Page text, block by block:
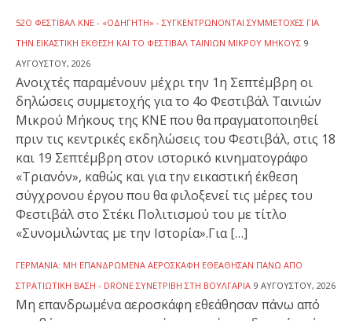
52Ο ΦΕΣΤΙΒΆΛ ΚΝΕ - «ΟΔΗΓΗΤΉ» - ΣΥΓΚΕΝΤΡΏΝΟΝΤΑΙ ΣΥΜΜΕΤΟΧΈΣ ΓΙΑ
ΤΗΝ ΕΙΚΑΣΤΙΚΉ ΈΚΘΕΣΗ ΚΑΙ ΤΟ ΦΕΣΤΙΒΆΛ ΤΑΙΝΙΏΝ ΜΙΚΡΟΎ ΜΉΚΟΥΣ 9
ΑΥΓΟΎΣΤΟΥ, 2026
Ανοιχτές παραμένουν μέχρι την 1η Σεπτέμβρη οι
δηλώσεις συμμετοχής για το 4ο Φεστιβάλ Ταινιών
Μικρού Μήκους της ΚΝΕ που θα πραγματοποιηθεί
πριν τις κεντρικές εκδηλώσεις του Φεστιβάλ, στις 18
και 19 Σεπτέμβρη στον ιστορικό κινηματογράφο
«Τριανόν», καθώς και για την εικαστική έκθεση
σύγχρονου έργου που θα φιλοξενεί τις μέρες του
Φεστιβάλ στο Στέκι Πολιτισμού του με τίτλο
«Συνομιλώντας με την Ιστορία».Για […]
ΓΕΡΜΑΝΊΑ: ΜΗ ΕΠΑΝΔΡΩΜΈΝΑ ΑΕΡΟΣΚΆΦΗ ΕΘΕΆΘΗΣΑΝ ΠΆΝΩ ΑΠΌ
ΣΤΡΑΤΙΩΤΙΚΉ ΒΆΣΗ - DRONE ΣΥΝΕΤΡΊΒΗ ΣΤΗ ΒΟΥΛΓΑΡΊΑ 9 ΑΥΓΟΎΣΤΟΥ, 2026
Μη επανδρωμένα αεροσκάφη εθεάθησαν πάνω από